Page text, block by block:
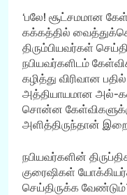
‘பலே! சூட்சமமான
கக்கத்தில்
திரும்பியவர்கள்
நபியவர்களிடம்
கழித்து விரிவான
அத்தியாயமான அல்-
சொன்ன
அளித்திருந்தான்
நபியவர்களின்
குரைஷிகள்
செய்திருக்க